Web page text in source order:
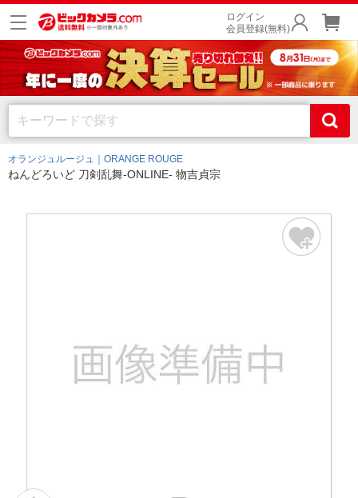
ログイン
会員登録(無料)
オランジュルージュ｜ORANGE ROUGE
ねんどろいど 刀剣乱舞-ONLINE- 物吉貞宗